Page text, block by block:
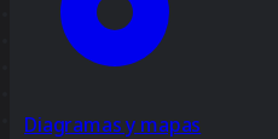
Diagramas y mapas